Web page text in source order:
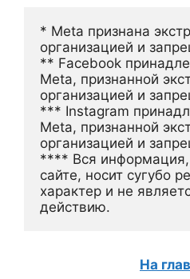
* Meta признана
организацией и
** Facebook
Meta, признанной
организацией и
*** Instagram
Meta, признанной
организацией и
**** Вся
сайте, носит сугубо
характер и не
действию.
На